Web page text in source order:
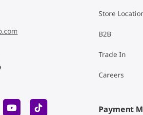
Store
B2B
Trade In
Careers
Payment